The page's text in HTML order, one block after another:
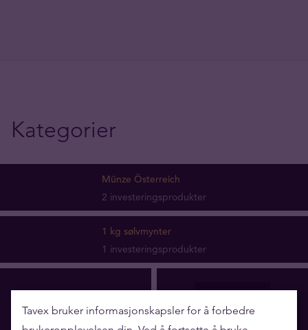
Kategorier
Münze Österreich
2 investeringsprodukter
1 kg sølvmynter
1 investeringsprodukter
Tavex bruker informasjonskapsler for å forbedre